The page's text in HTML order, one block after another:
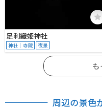
足利織姫神社
神社｜寺院 夜景
も
周辺の景色